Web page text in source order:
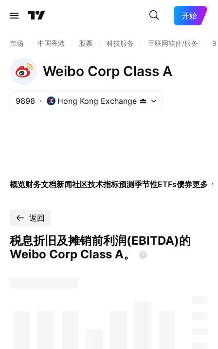
开始
市场 中国香港 股票 科技服务 互联网软件/服务
Weibo Corp Class A
9898 Hong Kong Exchange
概览财务文档新闻社区技术指标预测季节性ETFs债券更多
返回
税息折旧及摊销前利润(EBITDA)的
Weibo Corp Class A。